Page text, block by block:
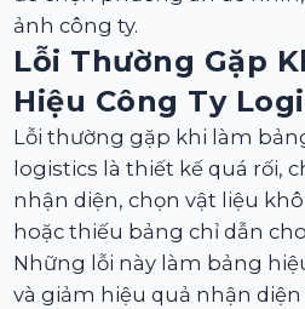
ảnh công ty.
Lỗi Thường Gặp
Hiệu Công Ty
Lỗi thường gặp khi làm
logistics là thiết kế quá rối,
nhận diện, chọn vật liệu
hoặc thiếu bảng chỉ dẫn
Những lỗi này làm bảng
và giảm hiệu quả nhận